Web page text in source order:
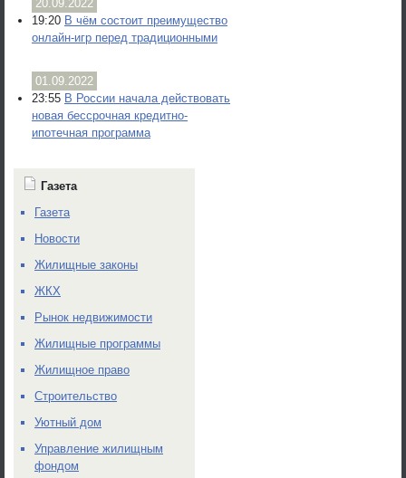
20.09.2022
19:20 В чём состоит преимущество
онлайн-игр перед традиционными
01.09.2022
23:55 В России начала действовать
новая бессрочная кредитно-
ипотечная программа
Газета
Газета
Новости
Жилищные законы
ЖКХ
Рынок недвижимости
Жилищные программы
Жилищное право
Строительство
Уютный дом
Управление жилищным
фондом